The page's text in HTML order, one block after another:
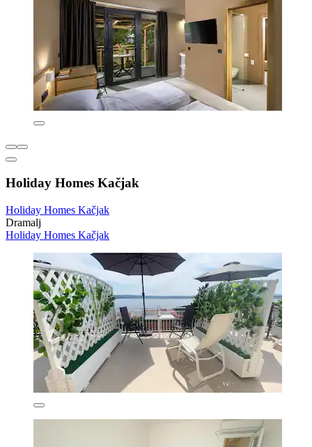
Holiday Homes Kačjak
Holiday Homes Kačjak
Dramalj
Holiday Homes Kačjak